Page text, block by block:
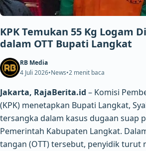
KPK Temukan 55 Kg Logam
dalam OTT Bupati Langkat
RB Media
4 Juli 2026•News•2 menit baca
Jakarta, RajaBerita.id – Komisi
(KPK) menetapkan Bupati Langkat,
tersangka dalam kasus dugaan suap
Pemerintah Kabupaten Langkat.
tangan (OTT) tersebut, penyidik turut